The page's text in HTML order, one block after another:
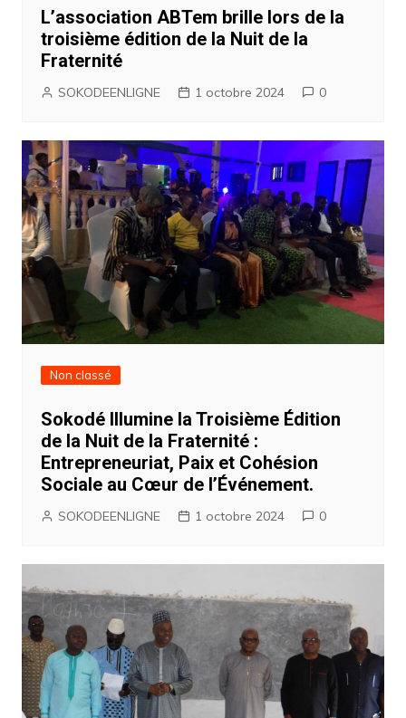
L’association ABTem brille lors de la
troisième édition de la Nuit de la
Fraternité
SOKODEENLIGNE 1 octobre 2024 0
Non classé
Sokodé Illumine la Troisième Édition
de la Nuit de la Fraternité :
Entrepreneuriat, Paix et Cohésion
Sociale au Cœur de l’Événement.
SOKODEENLIGNE 1 octobre 2024 0